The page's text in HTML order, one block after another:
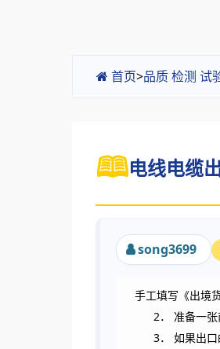
首页>品质 检测 试
电线电缆
song3699
手工填写《出境
2．
准备一张
3． 如果出